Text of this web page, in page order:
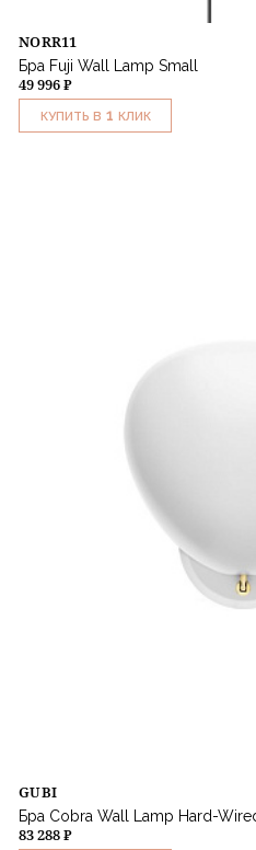
NORR11
Бра Fuji Wall Lamp Small
49 996 ₽
КУПИТЬ В 1 КЛИК
GUBI
Бра Cobra Wall Lamp Hard-
83 288 ₽